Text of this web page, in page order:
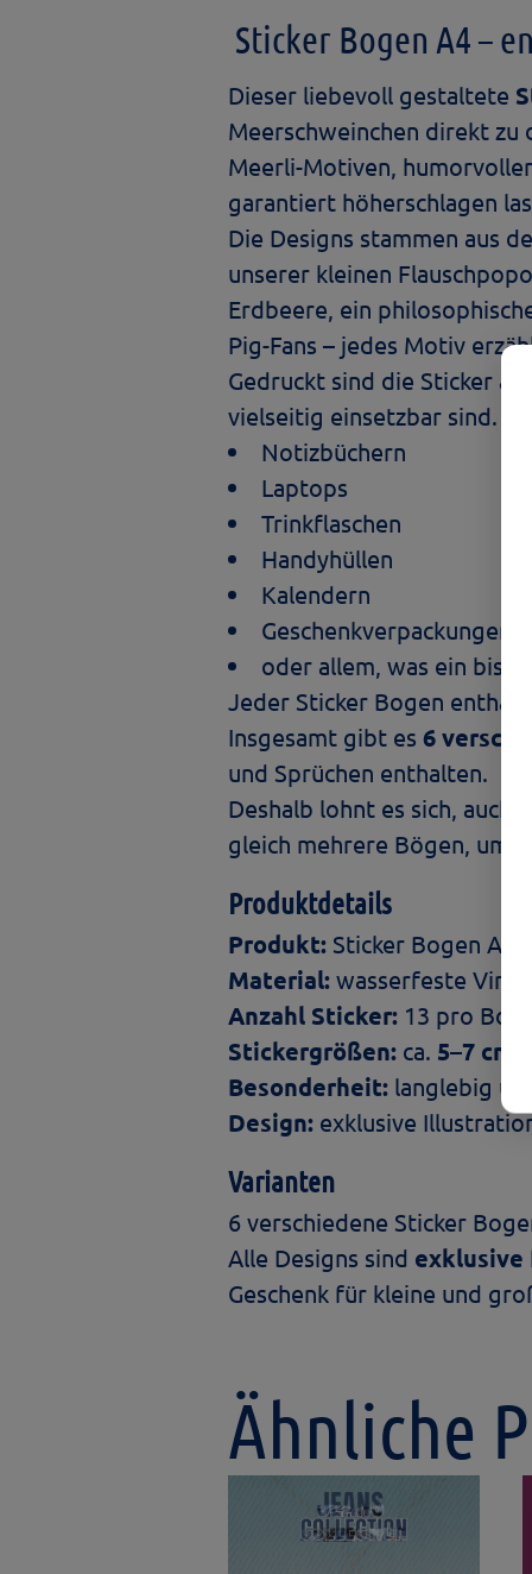
Sticker Bogen A4 –
Dieser liebevoll gestaltete
Meerschweinchen direkt zu
Meerli-Motiven,
garantiert höherschlagen
Die Designs stammen aus
unserer kleinen
Erdbeere, ein
Pig-Fans – jedes Motiv
Gedruckt sind die Sticker
vielseitig einsetzbar sind.
Notizbüchern
Laptops
Trinkflaschen
Handyhüllen
Kalendern
Geschenkverpackungen
oder allem, was ein
Jeder Sticker Bogen enthält
Insgesamt gibt es 6
und Sprüchen enthalten.
Deshalb lohnt es sich, auch
gleich mehrere Bögen, um
Produktdetails
Produkt: Sticker Bogen A4
Material: wasserfeste Vinyl-
Anzahl Sticker: 13 pro
Stickergrößen: ca. 5–7 cm
Besonderheit: langlebig
Design: exklusive
Varianten
6 verschiedene Sticker
Alle Designs sind exklusive
Geschenk für kleine und
Ähnliche